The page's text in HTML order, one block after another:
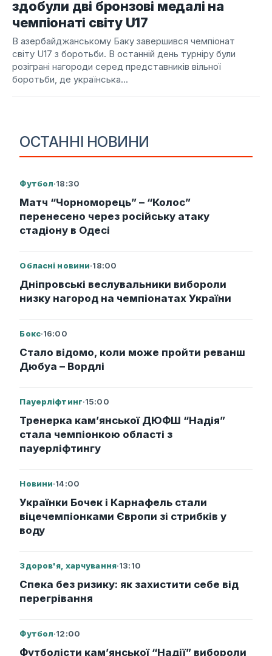
ОСТАННІ НОВИНИ
Футбол·18:30
Матч “Чорноморець” – “Колос”
перенесено через російську атаку
стадіону в Одесі
Обласні новини·18:00
Дніпровські веслувальники вибороли
низку нагород на чемпіонатах України
Бокс·16:00
Стало відомо, коли може пройти реванш
Дюбуа – Вордлі
Пауерліфтинг·15:00
Тренерка кам’янської ДЮФШ “Надія”
стала чемпіонкою області з
пауерліфтингу
Новини·14:00
Українки Бочек і Карнафель стали
віцечемпіонками Європи зі стрибків у
воду
Здоров'я, харчування·13:10
Спека без ризику: як захистити себе від
перегрівання
Футбол·12:00
Футболісти кам’янської “Надії” вибороли
здобули дві бронзові медалі на
чемпіонаті світу U17
В азербайджанському Баку завершився чемпіонат
світу U17 з боротьби. В останній день турніру були
розіграні нагороди серед представників вільної
боротьби, де українська...